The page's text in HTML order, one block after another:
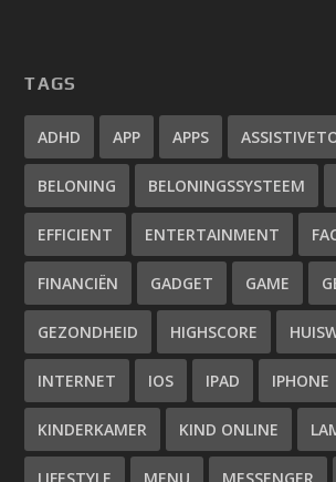
TAGS
ADHD APP APPS
BELONING BELONINGSSYSTEEM
EFFICIENT ENTERTAINMENT
FINANCIËN GADGET GAME
GEZONDHEID HIGHSCORE
INTERNET IOS IPAD IPHONE
KINDERKAMER KIND ONLINE